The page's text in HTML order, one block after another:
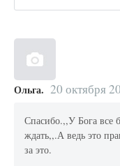
Ольга. 20 октября
Спасибо.,,У Бога все
ждать,,.А ведь это
за это.